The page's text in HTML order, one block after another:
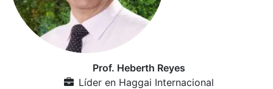
Prof. Heberth Reyes
Líder en Haggai Internacional